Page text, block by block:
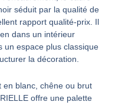
séduit par la qualité de
rapport qualité-prix. Il
dans un intérieur
un espace plus classique
la décoration.
en blanc, chêne ou brut
offre une palette